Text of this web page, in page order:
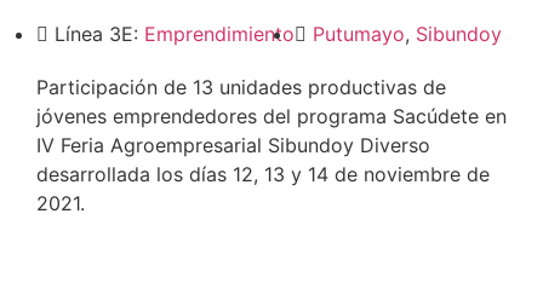
Línea 3E: Emprendimiento Putumayo, Sibundoy
Participación de 13 unidades productivas de
jóvenes emprendedores del programa Sacúdete en
IV Feria Agroempresarial Sibundoy Diverso
desarrollada los días 12, 13 y 14 de noviembre de
2021.